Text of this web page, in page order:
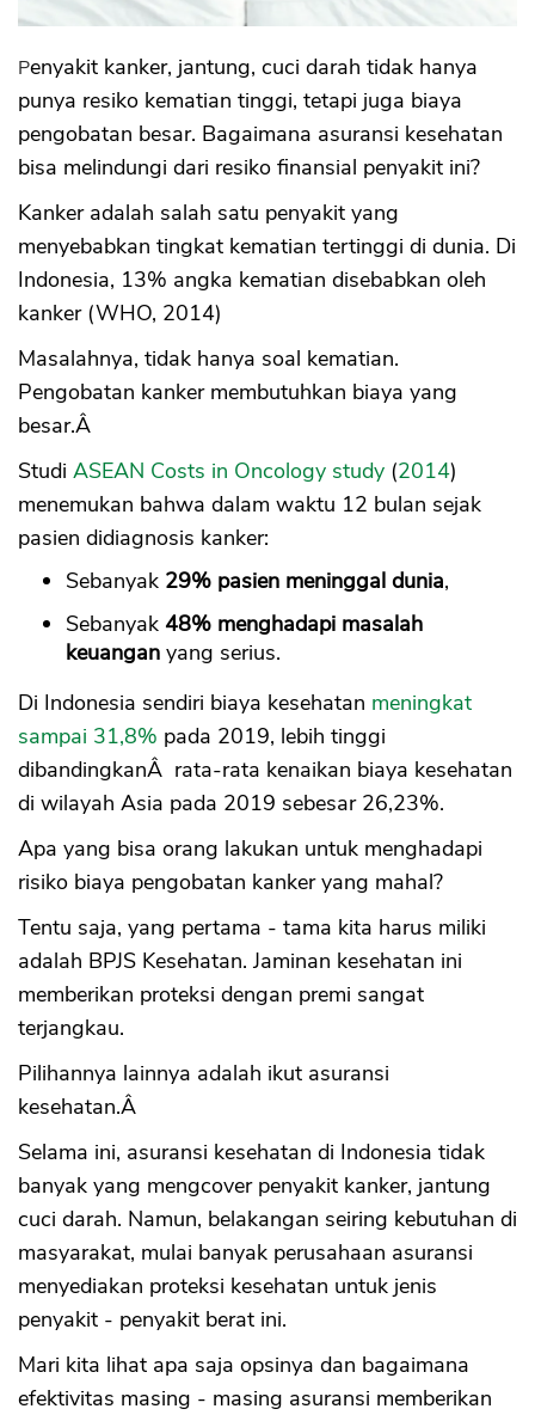
Penyakit kanker, jantung, cuci darah tidak hanya
punya resiko kematian tinggi, tetapi juga biaya
pengobatan besar. Bagaimana asuransi kesehatan
bisa melindungi dari resiko finansial penyakit ini?
Kanker adalah salah satu penyakit yang
menyebabkan tingkat kematian tertinggi di dunia. Di
Indonesia, 13% angka kematian disebabkan oleh
kanker (WHO, 2014)
Masalahnya, tidak hanya soal kematian.
Pengobatan kanker membutuhkan biaya yang
besar.Â
Studi ASEAN Costs in Oncology study (2014)
menemukan bahwa dalam waktu 12 bulan sejak
pasien didiagnosis kanker:
Sebanyak 29% pasien meninggal dunia,
Sebanyak 48% menghadapi masalah
keuangan yang serius.
Di Indonesia sendiri biaya kesehatan meningkat
sampai 31,8% pada 2019, lebih tinggi
dibandingkanÂ rata-rata kenaikan biaya kesehatan
di wilayah Asia pada 2019 sebesar 26,23%.
Apa yang bisa orang lakukan untuk menghadapi
risiko biaya pengobatan kanker yang mahal?
Tentu saja, yang pertama - tama kita harus miliki
adalah BPJS Kesehatan. Jaminan kesehatan ini
memberikan proteksi dengan premi sangat
terjangkau.
Pilihannya lainnya adalah ikut asuransi
kesehatan.Â
Selama ini, asuransi kesehatan di Indonesia tidak
banyak yang mengcover penyakit kanker, jantung
cuci darah. Namun, belakangan seiring kebutuhan di
masyarakat, mulai banyak perusahaan asuransi
menyediakan proteksi kesehatan untuk jenis
penyakit - penyakit berat ini.
Mari kita lihat apa saja opsinya dan bagaimana
efektivitas masing - masing asuransi memberikan